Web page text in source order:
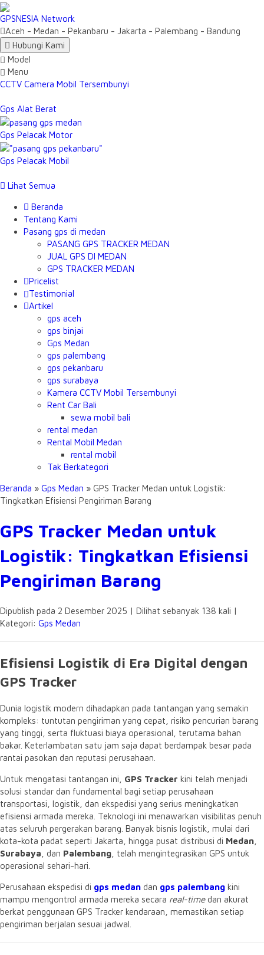
GPSNESIA Network
Aceh - Medan - Pekanbaru - Jakarta - Palembang - Bandung
Hubungi Kami
Model
Menu
CCTV Camera Mobil Tersembunyi
Gps Alat Berat
Gps Pelacak Motor
Gps Pelacak Mobil
Lihat Semua
Beranda
Tentang Kami
Pasang gps di medan
PASANG GPS TRACKER MEDAN
JUAL GPS DI MEDAN
GPS TRACKER MEDAN
Pricelist
Testimonial
Artikel
gps aceh
gps binjai
Gps Medan
gps palembang
gps pekanbaru
gps surabaya
Kamera CCTV Mobil Tersembunyi
Rent Car Bali
sewa mobil bali
rental medan
Rental Mobil Medan
rental mobil
Tak Berkategori
Beranda » Gps Medan » GPS Tracker Medan untuk Logistik:
Tingkatkan Efisiensi Pengiriman Barang
GPS Tracker Medan untuk
Logistik: Tingkatkan Efisiensi
Pengiriman Barang
Dipublish pada 2 Desember 2025 | Dilihat sebanyak 138 kali |
Kategori: Gps Medan
Efisiensi Logistik di Era Digital dengan
GPS Tracker
Dunia logistik modern dihadapkan pada tantangan yang semakin
kompleks: tuntutan pengiriman yang cepat, risiko pencurian barang
yang tinggi, serta fluktuasi biaya operasional, terutama bahan
bakar. Keterlambatan satu jam saja dapat berdampak besar pada
rantai pasokan dan reputasi perusahaan.
Untuk mengatasi tantangan ini, GPS Tracker kini telah menjadi
solusi standar dan fundamental bagi setiap perusahaan
transportasi, logistik, dan ekspedisi yang serius meningkatkan
efisiensi armada mereka. Teknologi ini menawarkan visibilitas penuh
atas seluruh pergerakan barang. Banyak bisnis logistik, mulai dari
kota-kota padat seperti Jakarta, hingga pusat distribusi di Medan
Surabaya , dan Palembang , telah mengintegrasikan GPS untuk
operasional sehari-hari.
Perusahaan ekspedisi di gps medan dan gps palembang kini
mampu mengontrol armada mereka secara real-timedan akurat
berkat penggunaan GPS Tracker kendaraan, memastikan setiap
pengiriman berjalan sesuai jadwal.